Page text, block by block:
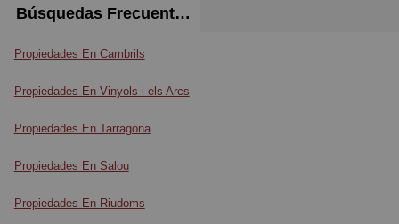
Búsquedas Frecuentes
Propiedades En Cambrils
Propiedades En Vinyols i els Arcs
Propiedades En Tarragona
Propiedades En Salou
Propiedades En Riudoms